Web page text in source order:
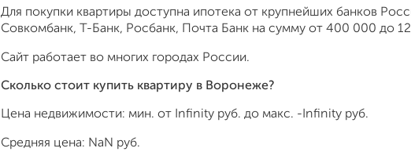
Для покупки квартиры доступна ипотека от крупнейших банков
Совкомбанк, Т-Банк, Росбанк, Почта Банк на сумму от 400 000 до
Сайт работает во многих городах России.
Сколько стоит купить квартиру в Воронеже?
Цена недвижимости: мин. от Infinity руб. до макс. -Infinity руб.
Средняя цена: NaN руб.